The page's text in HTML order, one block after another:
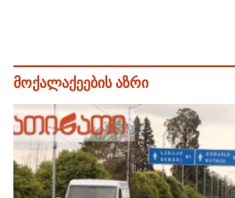
მოქალაქეების აზრი